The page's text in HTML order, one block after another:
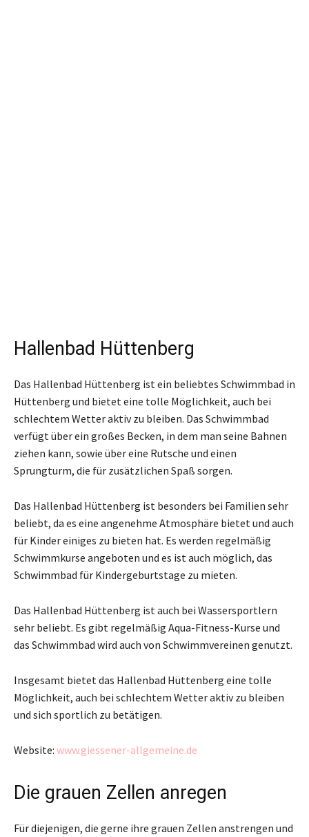
Hallenbad Hüttenberg
Das Hallenbad Hüttenberg ist ein beliebtes Schwimmbad in
Hüttenberg und bietet eine tolle Möglichkeit, auch bei
schlechtem Wetter aktiv zu bleiben. Das Schwimmbad
verfügt über ein großes Becken, in dem man seine Bahnen
ziehen kann, sowie über eine Rutsche und einen
Sprungturm, die für zusätzlichen Spaß sorgen.
Das Hallenbad Hüttenberg ist besonders bei Familien sehr
beliebt, da es eine angenehme Atmosphäre bietet und auch
für Kinder einiges zu bieten hat. Es werden regelmäßig
Schwimmkurse angeboten und es ist auch möglich, das
Schwimmbad für Kindergeburtstage zu mieten.
Das Hallenbad Hüttenberg ist auch bei Wassersportlern
sehr beliebt. Es gibt regelmäßig Aqua-Fitness-Kurse und
das Schwimmbad wird auch von Schwimmvereinen genutzt.
Insgesamt bietet das Hallenbad Hüttenberg eine tolle
Möglichkeit, auch bei schlechtem Wetter aktiv zu bleiben
und sich sportlich zu betätigen.
Website: www.giessener-allgemeine.de
Die grauen Zellen anregen
Für diejenigen, die gerne ihre grauen Zellen anstrengen und